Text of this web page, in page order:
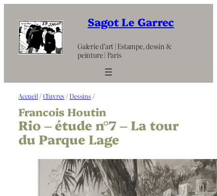
contenu
Sagot Le Garrec
Galerie d’art | Estampe, dessin &
peinture | Paris
Accueil /Œuvres /Dessins /
Francois Houtin
Rio – étude n°7 – La tour
du Parque Lage